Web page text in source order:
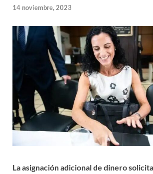
14 noviembre, 2023
La asignación adicional de dinero